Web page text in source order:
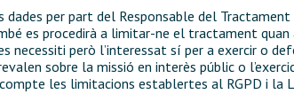
per part del Responsable del Tractament
es procedirà a limitar-ne el tractament quan
necessiti però l’interessat sí per a exercir o
sobre la missió en interès públic o
les limitacions establertes al RGPD i la